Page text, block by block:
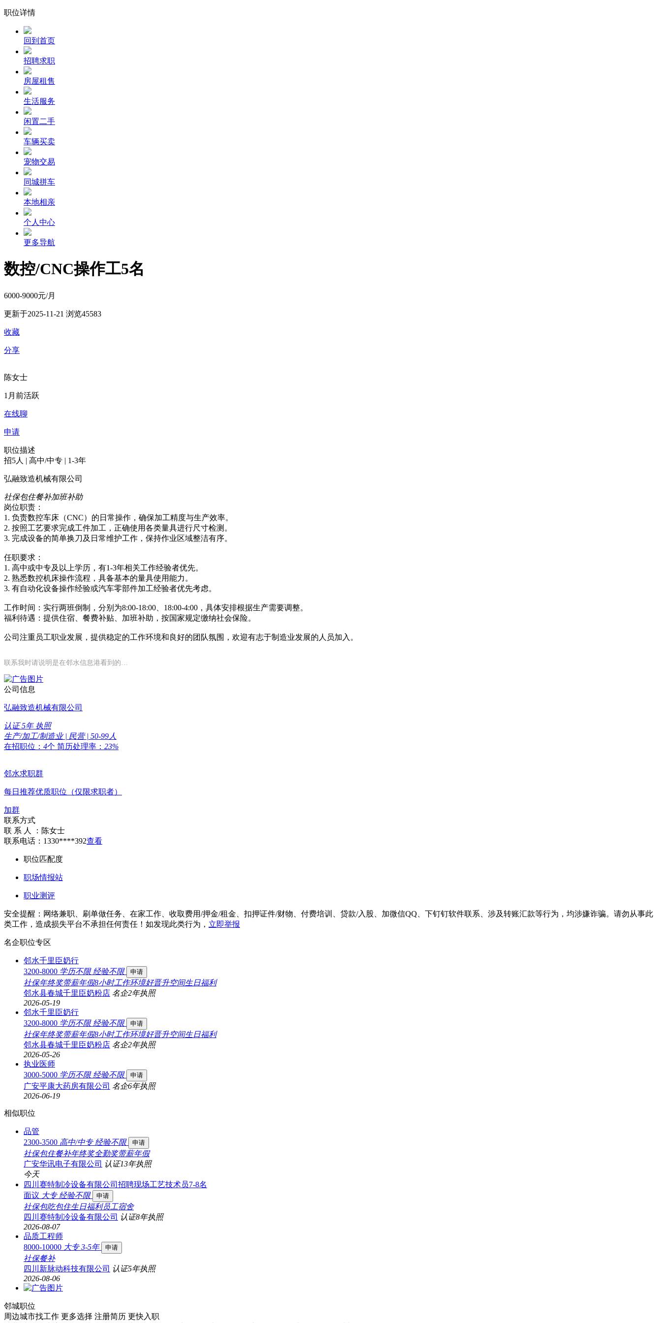
职位详情
回到首页
招聘求职
房屋租售
生活服务
闲置二手
车辆买卖
宠物交易
同城拼车
本地相亲
个人中心
更多导航
数控/CNC操作工5名
6000-9000元/月
更新于2025-11-21 浏览45583
收藏
分享
陈女士
1月前活跃
在线聊
申请
职位描述
招5人 | 高中/中专 | 1-3年
弘融致造机械有限公司
社保包住餐补加班补助
岗位职责：
1. 负责数控车床（CNC）的日常操作，确保加工精度与生产效率。
2. 按照工艺要求完成工件加工，正确使用各类量具进行尺寸检测。
3. 完成设备的简单换刀及日常维护工作，保持作业区域整洁有序。
任职要求：
1. 高中或中专及以上学历，有1-3年相关工作经验者优先。
2. 熟悉数控机床操作流程，具备基本的量具使用能力。
3. 有自动化设备操作经验或汽车零部件加工经验者优先考虑。
工作时间：实行两班倒制，分别为8:00-18:00、18:00-4:00，具体安排根据生产需要调整。
福利待遇：提供住宿、餐费补贴、加班补助，按国家规定缴纳社会保险。
公司注重员工职业发展，提供稳定的工作环境和良好的团队氛围，欢迎有志于制造业发展的人员加入。
联系我时请说明是在邻水信息港看到的…
公司信息
弘融致造机械有限公司
认证 5年 执照
生产/加工/制造业 | 民营 | 50-99人
在招职位： 4个 简历处理率： 23%
邻水求职群
每日推荐优质职位（仅限求职者）
加群
联系方式
联 系 人 ： 陈女士
联系电话： 1330****392查看
职位匹配度
职场情报站
职业测评
安全提醒：网络兼职、刷单做任务、在家工作、收取费用/押金/租金、扣押证件/财物、付费培训、贷款/入股、加微信QQ、下钉钉软件联系、涉及转账汇款等行为，均涉嫌诈骗。请勿从事此
类工作，造成损失平台不承担任何责任！如发现此类行为， 立即举报
名企职位专区
邻水千里臣奶行
3200-8000 学历不限 经验不限 申请
社保年终奖带薪年假8小时工作环境好晋升空间生日福利
邻水县春城千里臣奶粉店 名企2年执照
2026-05-19
邻水千里臣奶行
3200-8000 学历不限 经验不限 申请
社保年终奖带薪年假8小时工作环境好晋升空间生日福利
邻水县春城千里臣奶粉店 名企2年执照
2026-05-26
执业医师
3000-5000 学历不限 经验不限 申请
广安平康大药房有限公司 名企6年执照
2026-06-19
相似职位
品管
2300-3500 高中/中专 经验不限 申请
社保包住餐补年终奖全勤奖带薪年假
广安华讯电子有限公司 认证13年执照
今天
四川赛特制冷设备有限公司招聘现场工艺技术员7-8名
面议 大专 经验不限 申请
社保包吃包住生日福利员工宿舍
四川赛特制冷设备有限公司 认证8年执照
2026-08-07
品质工程师
8000-10000 大专 3-5年 申请
社保餐补
四川新脉动科技有限公司 认证5年执照
2026-08-06
邻城职位
周边城市找工作 更多选择 注册简历 更快入职